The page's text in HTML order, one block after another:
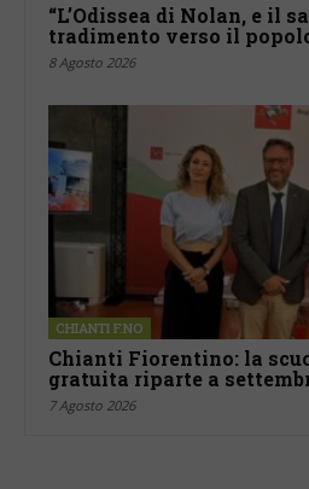
“L’Odissea di Nolan, e il
tradimento verso il
8 Agosto 2026
CHIANTI F.NO
Chianti Fiorentino: la
gratuita riparte a
7 Agosto 2026